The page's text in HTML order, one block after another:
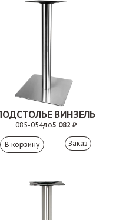
ВИНЗЕЛЬ
085-054до5 082 ₽
Заказ